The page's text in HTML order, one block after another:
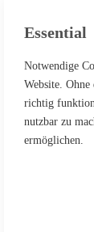
Essential
Notwendige
Website.
richtig
nutzbar zu
ermöglichen.